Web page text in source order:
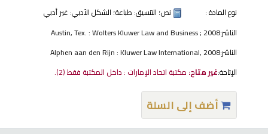
نوع المادة :
نص؛ التنسيق: طباعة؛ الشكل الأدبي: غير أدبي
الناشر:Austin, Tex. : Wolters Kluwer Law and Business ; 2008
الناشر:Alphen aan den Rijn : Kluwer Law International, 2008
الإتاحة:غير متاح: مكتبة اتحاد الإمارات : داخل المكتبة فقط(2).
أضف إلى السلة